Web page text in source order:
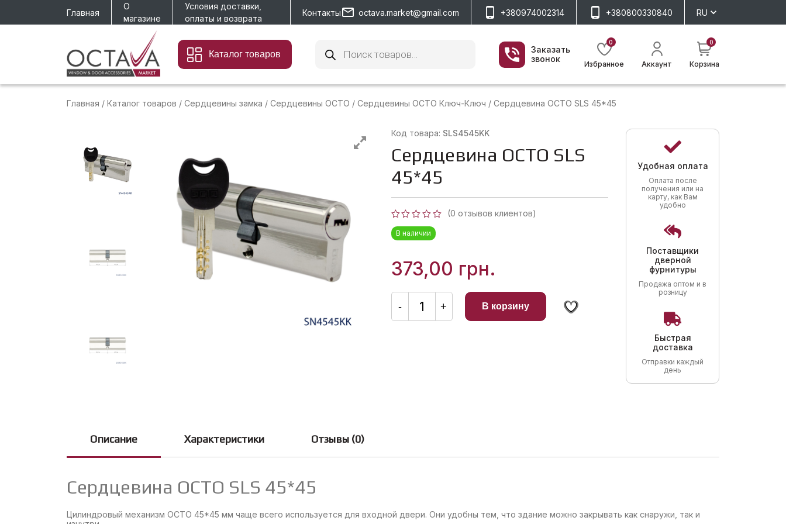
Главная
О
магазине
Условия доставки,
оплаты и возврата
Контакты octava.market@gmail.com +380974002314 +380800330840 RU
Каталог товаров
товаров
Заказать
звонок
0
Избранное Аккаунт
0
Корзина
Главная / Каталог товаров / Сердцевины замка / Сердцевины OCTO / Сердцевины OCTO Ключ-Ключ / Сердцевина OCTO SLS 45*45
Код товара: SLS4545KK
Сердцевина OCTO SLS
45*45
Оценка
0
из
(0 отзывов клиентов)
В наличии
373,00 грн.
-
Количество
товара
Сердцевина
OCTO
+ В корзину
Удобная оплата
Оплата после
получения или на
карту, как Вам
удобно
Поставщики
дверной
фурнитуры
Продажа оптом и в
розницу
Быстрая
доставка
Отправки каждый
день
Описание Характеристики Отзывы (0)
Сердцевина OCTO SLS 45*45
Цилиндровый механизм OCTO 45*45 мм чаще всего используется для входной двери. Они удобны тем, что здание можно закрывать как снаружи, так и